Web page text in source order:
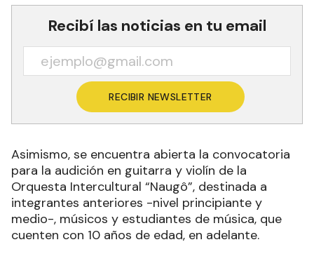
Recibí las noticias en tu email
RECIBIR NEWSLETTER
Asimismo, se encuentra abierta la convocatoria
para la audición en guitarra y violín de la
Orquesta Intercultural “Naugô”, destinada a
integrantes anteriores -nivel principiante y
medio-, músicos y estudiantes de música, que
cuenten con 10 años de edad, en adelante.